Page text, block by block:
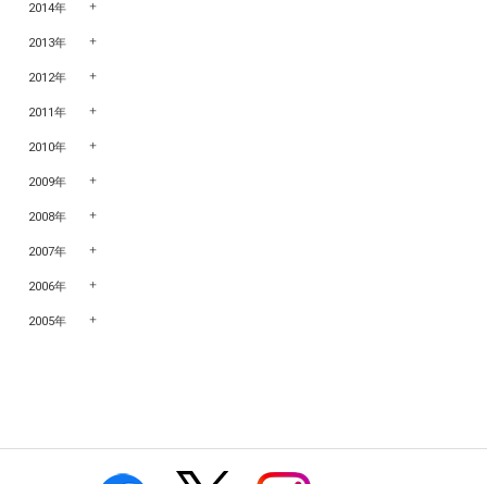
2014年
2013年
2012年
2011年
2010年
2009年
2008年
2007年
2006年
2005年